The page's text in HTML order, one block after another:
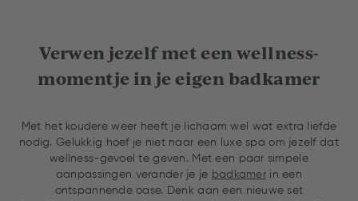
Verwen jezelf met een wellness-
momentje in je eigen badkamer
Met het koudere weer heeft je lichaam wel wat extra liefde
nodig. Gelukkig hoef je niet naar een luxe spa om jezelf dat
wellness-gevoel te geven. Met een paar simpele
aanpassingen verander je je badkamer in een
ontspannende oase. Denk aan een nieuwe set